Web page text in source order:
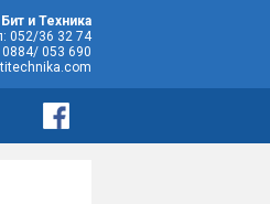
и Техника
052/36 32 74
053 690